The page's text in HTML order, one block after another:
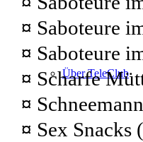
Über TeleClub
¤ Saboteure
¤ Saboteure
¤ Scharfe
¤
¤ Sex Snacks